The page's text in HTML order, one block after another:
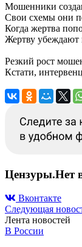
Мошенники
Свои схемы они
Когда жертва
Жертву убеждают
Резкий рост
Кстати,
Цензуры.Нет
Вконтакте
Следующая
Лента новостей
В России